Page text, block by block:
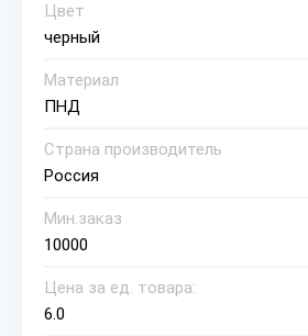
Цвет
черный
Материал
ПНД
Страна производитель
Россия
Мин.заказ
10000
Цена за ед. товара:
6.0